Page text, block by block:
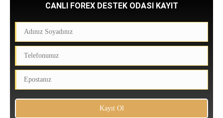
CANLI FOREX DESTEK ODASI KAYIT